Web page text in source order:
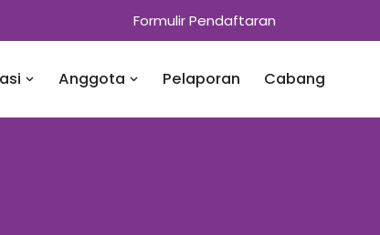
Formulir Pendaftaran
Anggota Pelaporan Cabang